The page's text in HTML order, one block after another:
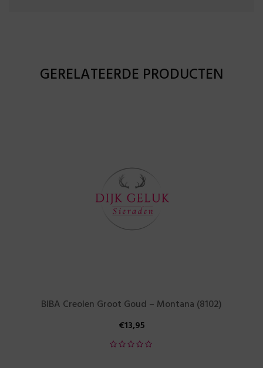
GERELATEERDE PRODUCTEN
BIBA Creolen Groot Goud – Montana (8102)
€13,95